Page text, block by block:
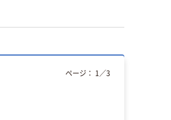
ページ： 1 ／3